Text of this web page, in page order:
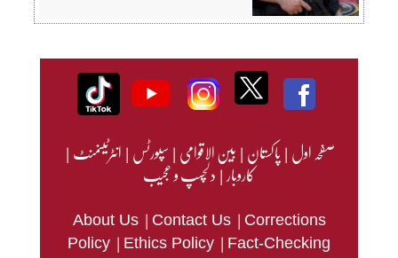
صفحہ اول|پاکستان|بین الاقوامی|سپورٹس|انٹرٹینمنٹ|
کاروبار|دلچسپ و عجیب
About Us | Contact Us | Corrections
Policy | Ethics Policy | Fact-Checking